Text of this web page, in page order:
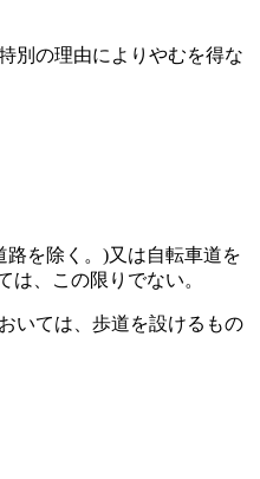
別の理由によりやむを得な
路を除く。)又は自転車道を
、この限りでない。
いては、歩道を設けるもの